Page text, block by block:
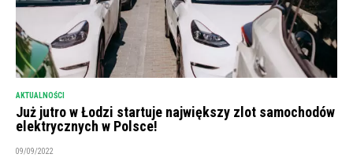
AKTUALNOŚCI
Już jutro w Łodzi startuje największy zlot samochodów
elektrycznych w Polsce!
09/09/2022